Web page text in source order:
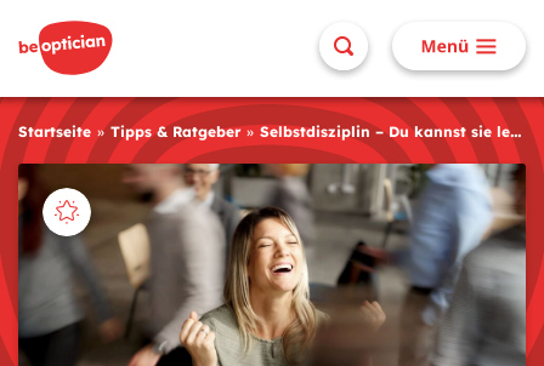
Startseite Tipps & Ratgeber Selbstdisziplin – Du kannst sie lernen!